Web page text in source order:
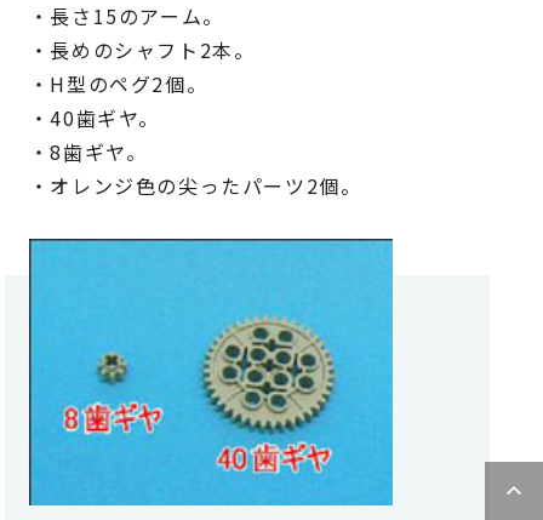
・長さ15のアーム。
・長めのシャフト2本。
・H型のペグ2個。
・40歯ギヤ。
・8歯ギヤ。
・オレンジ色の尖ったパーツ2個。